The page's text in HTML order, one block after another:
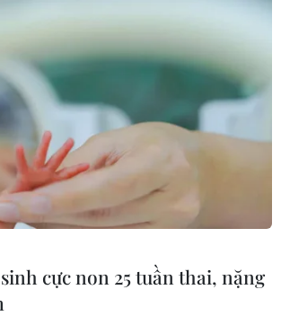
cực non 25 tuần thai, nặng